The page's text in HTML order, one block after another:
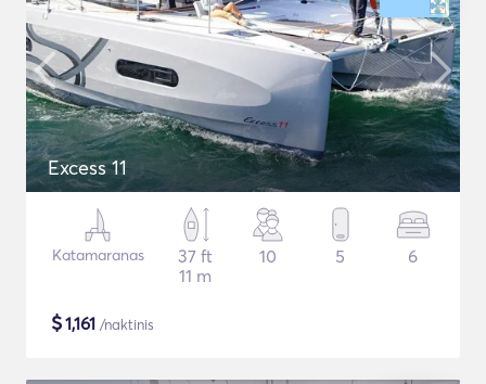
Excess 11
Katamaranas
37 ft
11 m
10 5 6
$1,161 /naktinis